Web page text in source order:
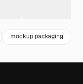
mockup packaging